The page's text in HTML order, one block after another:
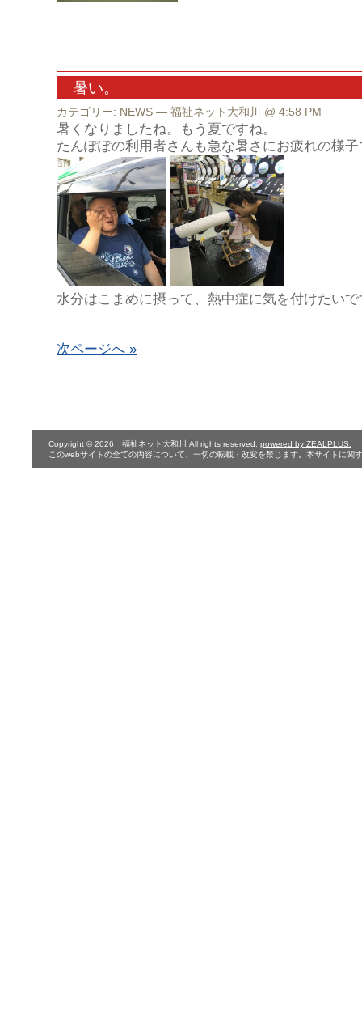
暑い。
カテゴリー: NEWS — 福祉ネット大和川 @ 4:58 PM
暑くなりましたね。もう夏ですね。
たんぽぽの利用者さんも急な暑さにお疲れの様
水分はこまめに摂って、熱中症に気を付けたい
次ページへ »
Copyright © 2026 福祉ネット大和川 All rights reserved. powered by ZEALPLUS.
このwebサイトの全ての内容について、一切の転載・改変を禁じます。本サイトに関